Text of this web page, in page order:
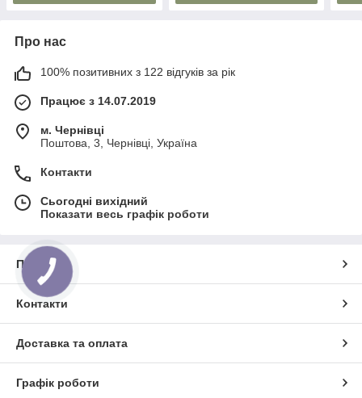
Про нас
100% позитивних з 122 відгуків за рік
Працює з 14.07.2019
м. Чернівці
Поштова, 3, Чернівці, Україна
Контакти
Сьогодні вихідний
Показати весь графік роботи
Про нас
Контакти
Доставка та оплата
Графік роботи
КНОПКА
ЗВ'ЯЗКУ